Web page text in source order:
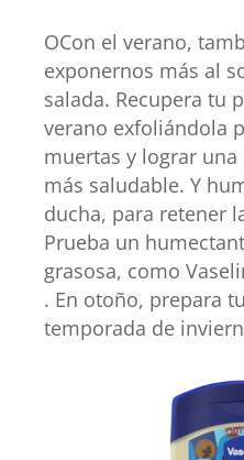
OCon el verano,
exponernos más al
salada. Recupera tu
verano exfoliándola
muertas y lograr
más saludable. Y
ducha, para retener
Prueba un
grasosa, como
. En otoño, prepara
temporada de